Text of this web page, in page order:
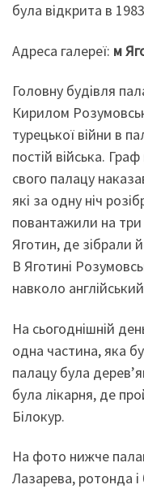
була відкрита в
Адреса галереї: м
Головну будівля
Кирилом
турецької війни в
постій війська.
свого палацу
які за одну ніч
повантажили на три
Яготин, де зібрали
В Яготині
навколо
На сьогоднішній
одна частина, яка
палацу була
була лікарня, де
Білокур.
На фото нижче
Лазарева, ротонда і